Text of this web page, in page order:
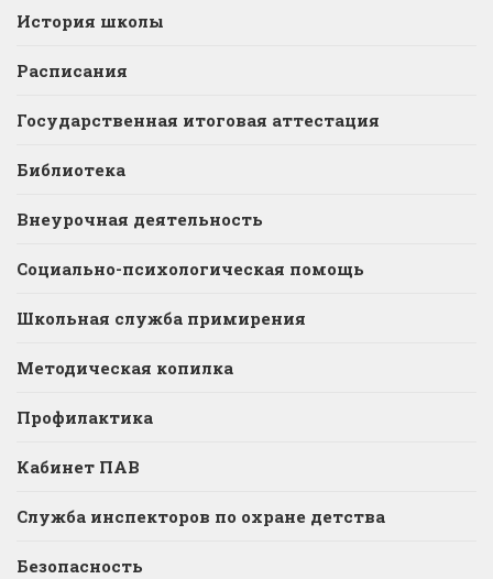
История школы
Расписания
Государственная итоговая аттестация
Библиотека
Внеурочная деятельность
Социально-психологическая помощь
Школьная служба примирения
Методическая копилка
Профилактика
Кабинет ПАВ
Служба инспекторов по охране детства
Безопасность